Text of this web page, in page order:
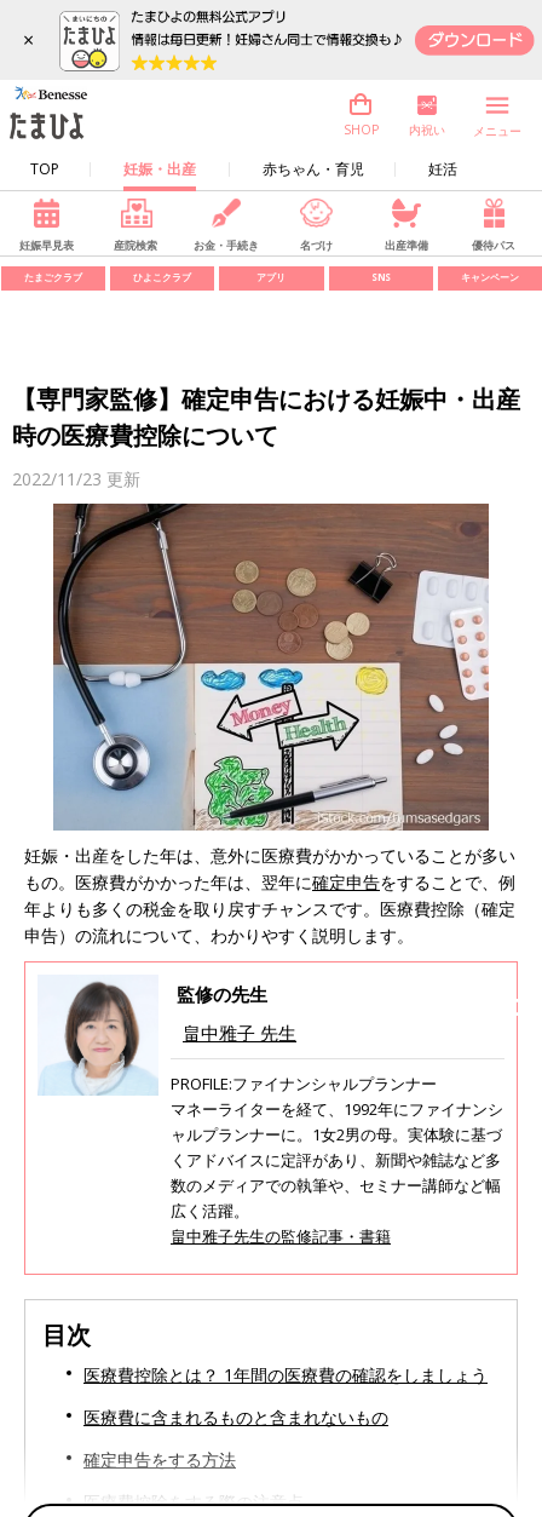
×
TOP 妊娠・出産 赤ちゃん・育児 妊活
SHOP 内祝い メニュー
妊娠早見表 産院検索 お金・手続き 名づけ 出産準備 優待パス
たまごクラブ ひよこクラブ アプリ SNS キャンペーン
【専門家監修】確定申告における妊娠中・出産
時の医療費控除について
2022/11/23 更新
妊娠・出産をした年は、意外に医療費がかかっていることが多い
もの。医療費がかかった年は、翌年に確定申告をすることで、例
年よりも多くの税金を取り戻すチャンスです。医療費控除（確定
申告）の流れについて、わかりやすく説明します。
監修の先生
畠中雅子 先生
PROFILE:ファイナンシャルプランナー
マネーライターを経て、1992年にファイナンシ
ャルプランナーに。1女2男の母。実体験に基づ
くアドバイスに定評があり、新聞や雑誌など多
数のメディアでの執筆や、セミナー講師など幅
広く活躍。
畠中雅子先生の監修記事・書籍
目次
医療費控除とは？ 1年間の医療費の確認をしましょう
医療費に含まれるものと含まれないもの
確定申告をする方法
医療費控除をする際の注意点